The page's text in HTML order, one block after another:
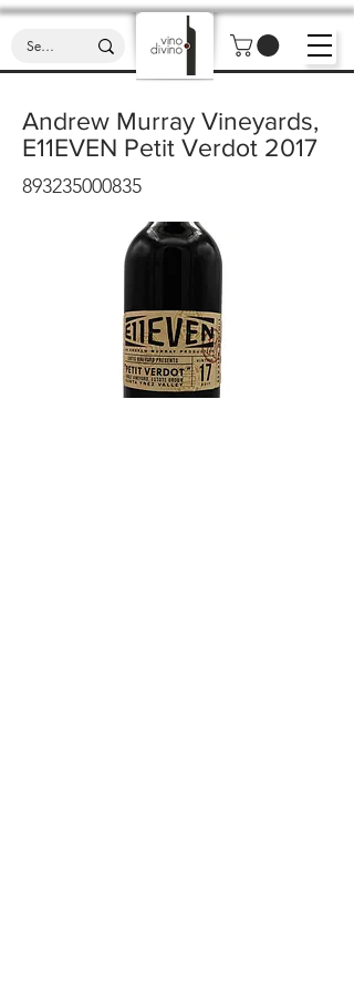
Andrew Murray Vineyards,
E11EVEN Petit Verdot 2017
893235000835